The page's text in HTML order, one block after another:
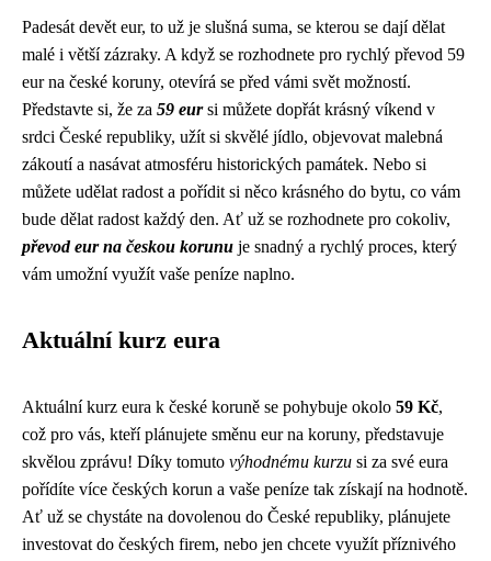
Padesát devět eur, to už je slušná suma, se kterou se dají dělat
malé i větší zázraky. A když se rozhodnete pro rychlý převod 59
eur na české koruny, otevírá se před vámi svět možností.
Představte si, že za 59 eursi můžete dopřát krásný víkend v
srdci České republiky, užít si skvělé jídlo, objevovat malebná
zákoutí a nasávat atmosféru historických památek. Nebo si
můžete udělat radost a pořídit si něco krásného do bytu, co vám
bude dělat radost každý den. Ať už se rozhodnete pro cokoliv,
převod eur na českou korunu je snadný a rychlý proces, který
vám umožní využít vaše peníze naplno.
Aktuální kurz eura
Aktuální kurz eura k české koruně se pohybuje okolo 59 Kč,
což pro vás, kteří plánujete směnu eur na koruny, představuje
skvělou zprávu! Díky tomuto výhodnému kurzu si za své eura
pořídíte více českých korun a vaše peníze tak získají na hodnotě.
Ať už se chystáte na dovolenou do České republiky, plánujete
investovat do českých firem, nebo jen chcete využít příznivého